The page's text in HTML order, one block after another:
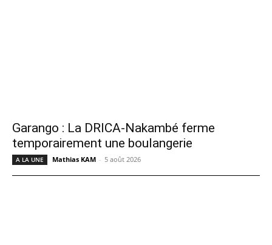
Garango : La DRICA-Nakambé ferme
temporairement une boulangerie
A LA UNE Mathias KAM - 5 août 2026